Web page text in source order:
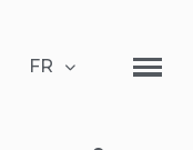
FR